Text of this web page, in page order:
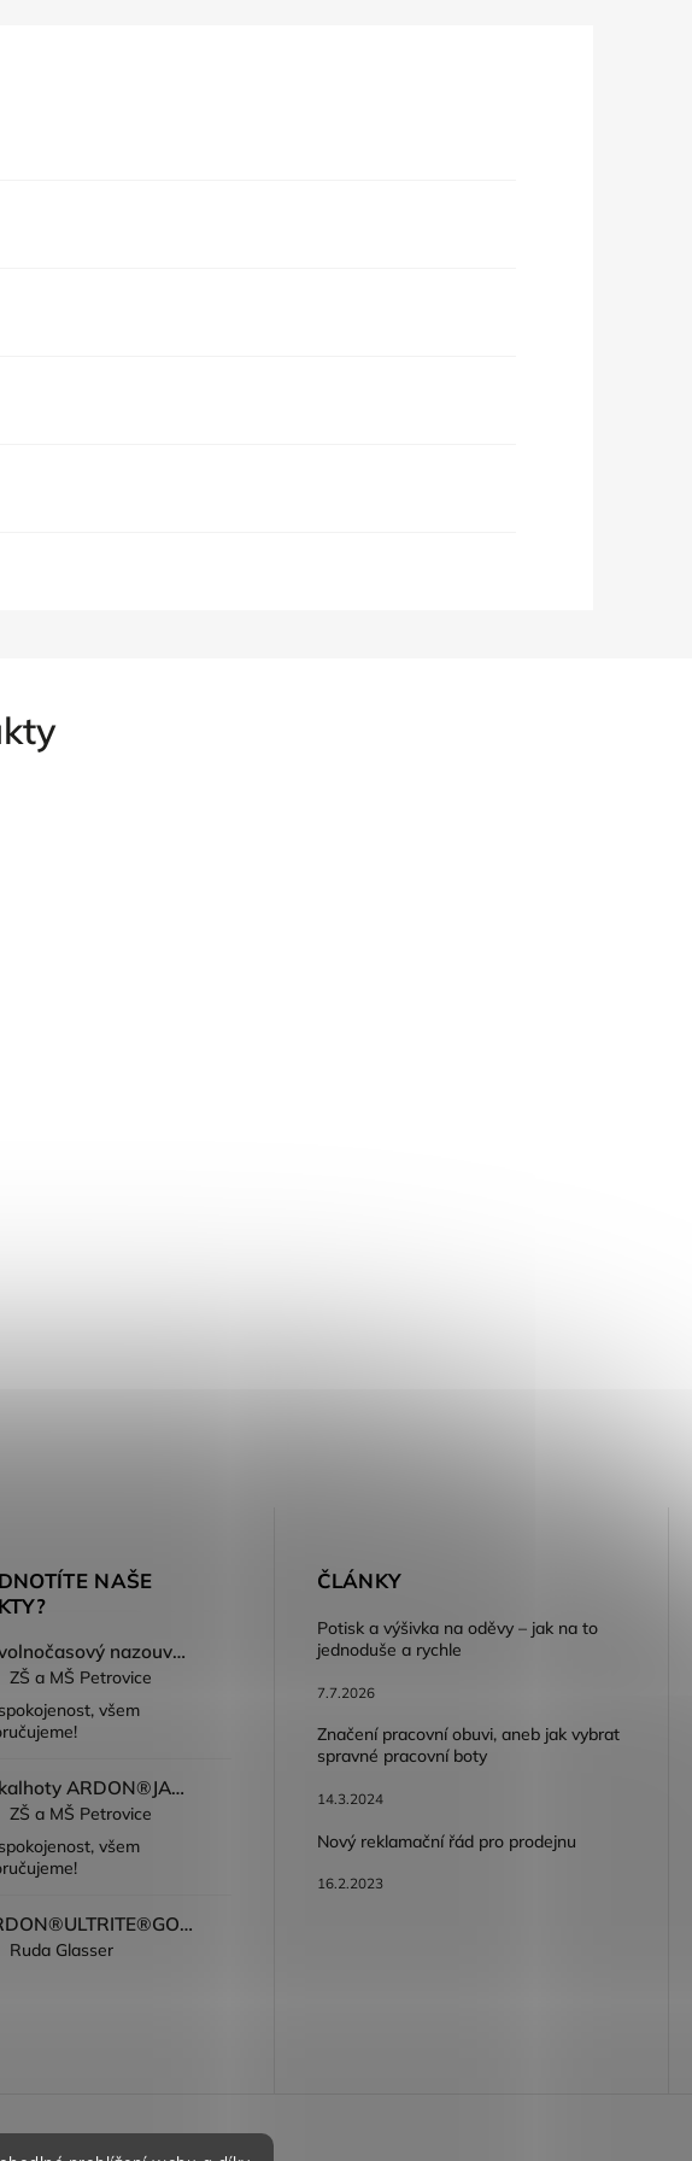
NAŠE
Dámský volnočasový nazouvák ARDON®JUNO - růžová
ZŠ a MŠ Petrovice
všem
Dámské kalhoty ARDON®JASVENA šedá
ZŠ a MŠ Petrovice
všem
Tričko ARDON®ULTRITE®GO! dámské růžová
Ruda Glasser
ČLÁNKY
Potisk a výšivka na oděvy – jak na to
jednoduše a rychle
7.7.2026
Značení pracovní obuvi, aneb jak vybrat
spravné pracovní boty
14.3.2024
Nový reklamační řád pro prodejnu
16.2.2023